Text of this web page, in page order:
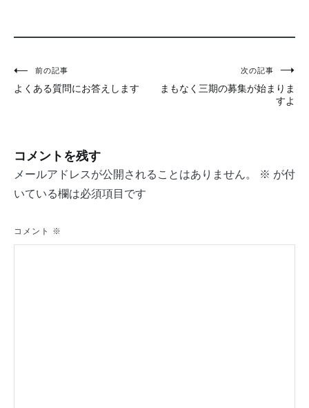
投
稿
ビ
ゲ
ー
シ
ョ
前の記事
よくある質問にお答えします
次の記事
まもなく三期の募集が始まりま
すよ
コメントを残す
メールアドレスが公開されることはありません。 ※ が付
いている欄は必須項目です
コメント ※